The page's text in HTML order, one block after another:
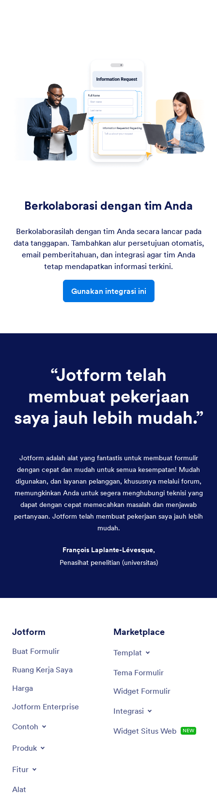
Berkolaborasi dengan tim Anda
Berkolaborasilah dengan tim Anda secara lancar pada
data tanggapan. Tambahkan alur persetujuan otomatis,
email pemberitahuan, dan integrasi agar tim Anda
tetap mendapatkan informasi terkini.
Gunakan integrasi ini
“Jotform telah
membuat pekerjaan
saya jauh lebih mudah.”
Jotform adalah alat yang fantastis untuk membuat formulir
dengan cepat dan mudah untuk semua kesempatan! Mudah
digunakan, dan layanan pelanggan, khususnya melalui forum,
memungkinkan Anda untuk segera menghubungi teknisi yang
dapat dengan cepat memecahkan masalah dan menjawab
pertanyaan. Jotform telah membuat pekerjaan saya jauh lebih
mudah.
François Laplante-Lévesque,
Penasihat penelitian (universitas)
Jotform
Buat Formulir
Ruang Kerja Saya
Harga
Jotform Enterprise
Contoh
Produk
Fitur
Alat
Marketplace
Templat
Tema Formulir
Widget Formulir
Integrasi
Widget Situs Web NEW